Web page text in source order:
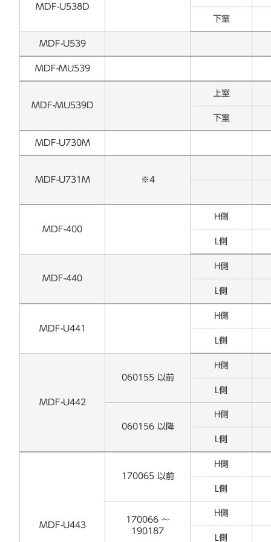
MDF-U538D
下室
MDF-U539
MDF-MU539
MDF-MU539D
上室
下室
MDF-U730M
MDF-U731M ※4
MDF-400
H側
L側
MDF-440
H側
L側
MDF-U441
H側
L側
MDF-U442
060155 以前
H側
L側
060156 以降
H側
L側
MDF-U443
170065 以前
H側
L側
170066 ～
190187
H側
L側